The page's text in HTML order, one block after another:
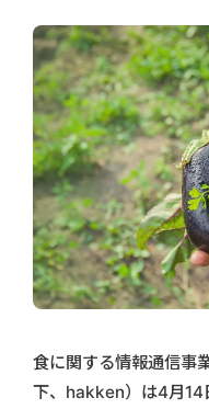
食に関する情報通信事
下、hakken）は4月14